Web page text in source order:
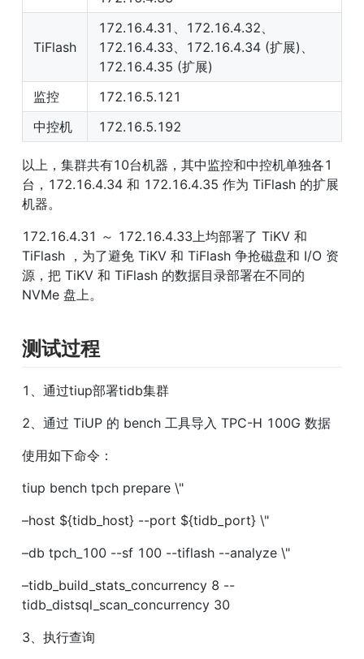
TiFlash
172.16.4.31、172.16.4.32、
172.16.4.33、172.16.4.34 (扩展)、
172.16.4.35 (扩展)
监控
172.16.5.121
中控机
172.16.5.192
以上，集群共有10台机器，其中监控和中控机单独各1
台，172.16.4.34 和 172.16.4.35 作为 TiFlash 的扩展
机器。
172.16.4.31 ～ 172.16.4.33上均部署了 TiKV 和
TiFlash ，为了避免 TiKV 和 TiFlash 争抢磁盘和 I/O 资
源，把 TiKV 和 TiFlash 的数据目录部署在不同的
NVMe 盘上。
测试过程
1、通过tiup部署tidb集群
2、通过 TiUP 的 bench 工具导入 TPC-H 100G 数据
使用如下命令：
tiup bench tpch prepare \"
–host ${tidb_host} --port ${tidb_port} \"
–db tpch_100 --sf 100 --tiflash --analyze \"
–tidb_build_stats_concurrency 8 --
tidb_distsql_scan_concurrency 30
3、执行查询